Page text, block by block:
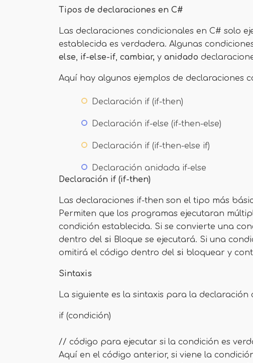
Tipos de declaraciones en C#
Las declaraciones condicionales en C# solo
establecida es verdadera. Algunas
else, if-else-if, cambiar, y anidado
Aquí hay algunos ejemplos de declaraciones
Declaración if (if-then)
Declaración if-else (if-then-else)
Declaración if (if-then-else if)
Declaración anidada if-else
Declaración if (if-then)
Las declaraciones if-then son el tipo más
Permiten que los programas ejecutaran
condición establecida. Si se convierte una
dentro del si Bloque se ejecutará. Si una
omitirá el código dentro del si bloquear y
Sintaxis
La siguiente es la sintaxis para la declaración
if (condición)
// código para ejecutar si la condición es
Aquí en el código anterior, si viene la